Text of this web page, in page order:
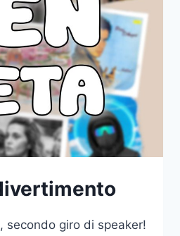
secondo giro di speaker!